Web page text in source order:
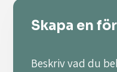
Skapa en
Beskriv vad du